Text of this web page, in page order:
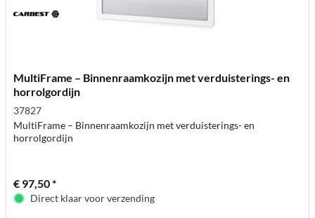
MultiFrame – Binnenraamkozijn met verduisterings- en
horrolgordijn
37827
MultiFrame – Binnenraamkozijn met verduisterings- en
horrolgordijn
€ 97,50 *
Direct klaar voor verzending